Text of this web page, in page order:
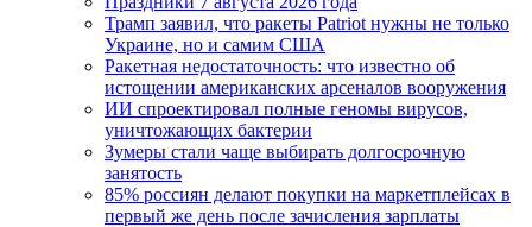
Трамп заявил, что ракеты Patriot нужны не только
Украине, но и самим США
Ракетная недостаточность: что известно об
истощении американских арсеналов вооружения
ИИ спроектировал полные геномы вирусов,
уничтожающих бактерии
Зумеры стали чаще выбирать долгосрочную
занятость
85% россиян делают покупки на маркетплейсах в
первый же день после зачисления зарплаты